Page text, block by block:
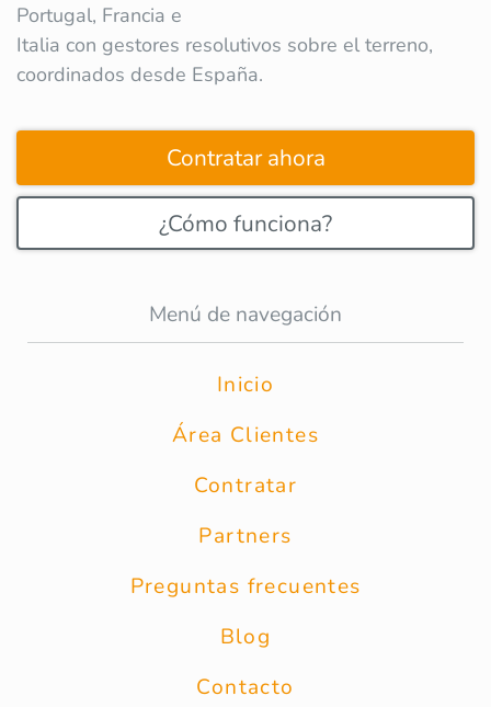
Portugal, Francia e
Italia con gestores resolutivos sobre el terreno,
coordinados desde España.
Contratar ahora
¿Cómo funciona?
Menú de navegación
Inicio
Área Clientes
Contratar
Partners
Preguntas frecuentes
Blog
Contacto